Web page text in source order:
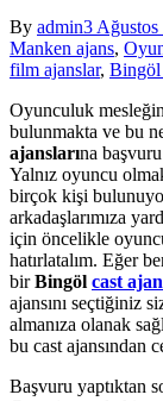
By admin3 Ağustos
Manken ajans,
film ajanslar, Bingöl
Oyunculuk
bulunmakta ve bu
ajanslarına
Yalnız oyuncu
birçok kişi
arkadaşlarımıza
için öncelikle
hatırlatalım. Eğer
birBingöl cast
ajansını seçtiğiniz
almanıza olanak
bu cast ajansından
Başvuru yaptıktan